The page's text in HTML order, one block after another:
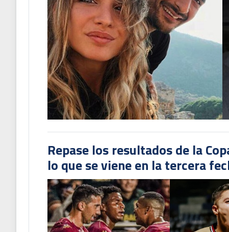
Repase los resultados de la
lo que se viene en la tercera